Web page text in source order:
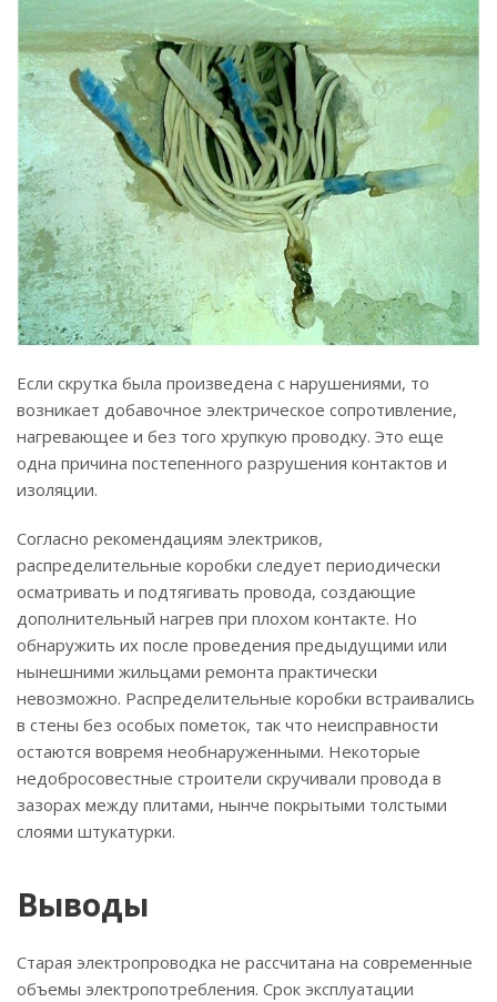
Если скрутка была произведена с нарушениями, то
возникает добавочное электрическое сопротивление,
нагревающее и без того хрупкую проводку. Это еще
одна причина постепенного разрушения контактов и
изоляции.
Согласно рекомендациям электриков,
распределительные коробки следует периодически
осматривать и подтягивать провода, создающие
дополнительный нагрев при плохом контакте. Но
обнаружить их после проведения предыдущими или
нынешними жильцами ремонта практически
невозможно. Распределительные коробки встраивались
в стены без особых пометок, так что неисправности
остаются вовремя необнаруженными. Некоторые
недобросовестные строители скручивали провода в
зазорах между плитами, нынче покрытыми толстыми
слоями штукатурки.
Выводы
Старая электропроводка не рассчитана на современные
объемы электропотребления. Срок эксплуатации